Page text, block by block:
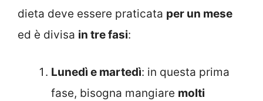
dieta deve essere praticata per un mese
ed è divisa in tre fasi:
Lunedì e martedì: in questa prima
fase, bisogna mangiare molti